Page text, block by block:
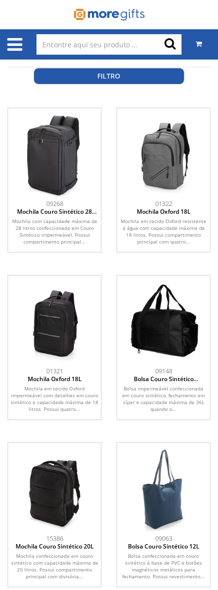
FILTRO
09268
Mochila Couro Sintético 28
Litros
Mochila com capacidade máxima de
28 litros confeccionada em Couro
Sintético impermeável. Possui
compartimento principal...
01322
Mochila Oxford 18L
Mochila em tecido Oxford resistente
à água com capacidade máxima de
18 litros. Possui compartimento
principal com quatro...
01321
Mochila Oxford 18L
Mochila em tecido Oxford
impermeável com detalhes em couro
sintético e capacidade máxima de 18
litros. Possui quatro...
09148
Bolsa Couro Sintético
Expansível 36L
Bolsa impermeável confeccionada
em couro sintético, fechamento em
zíper e capacidade máxima de 36L
quando o...
15386
Mochila Couro Sintético 20L
Mochila confeccionada em couro
sintético com capacidade máxima de
20 litros. Possui compartimento
principal com divisória...
09063
Bolsa Couro Sintético 12L
Bolsa confeccionada em couro
sintético à base de PVC e botões
magnéticos metálicos para
fechamento. Possui revestimento...